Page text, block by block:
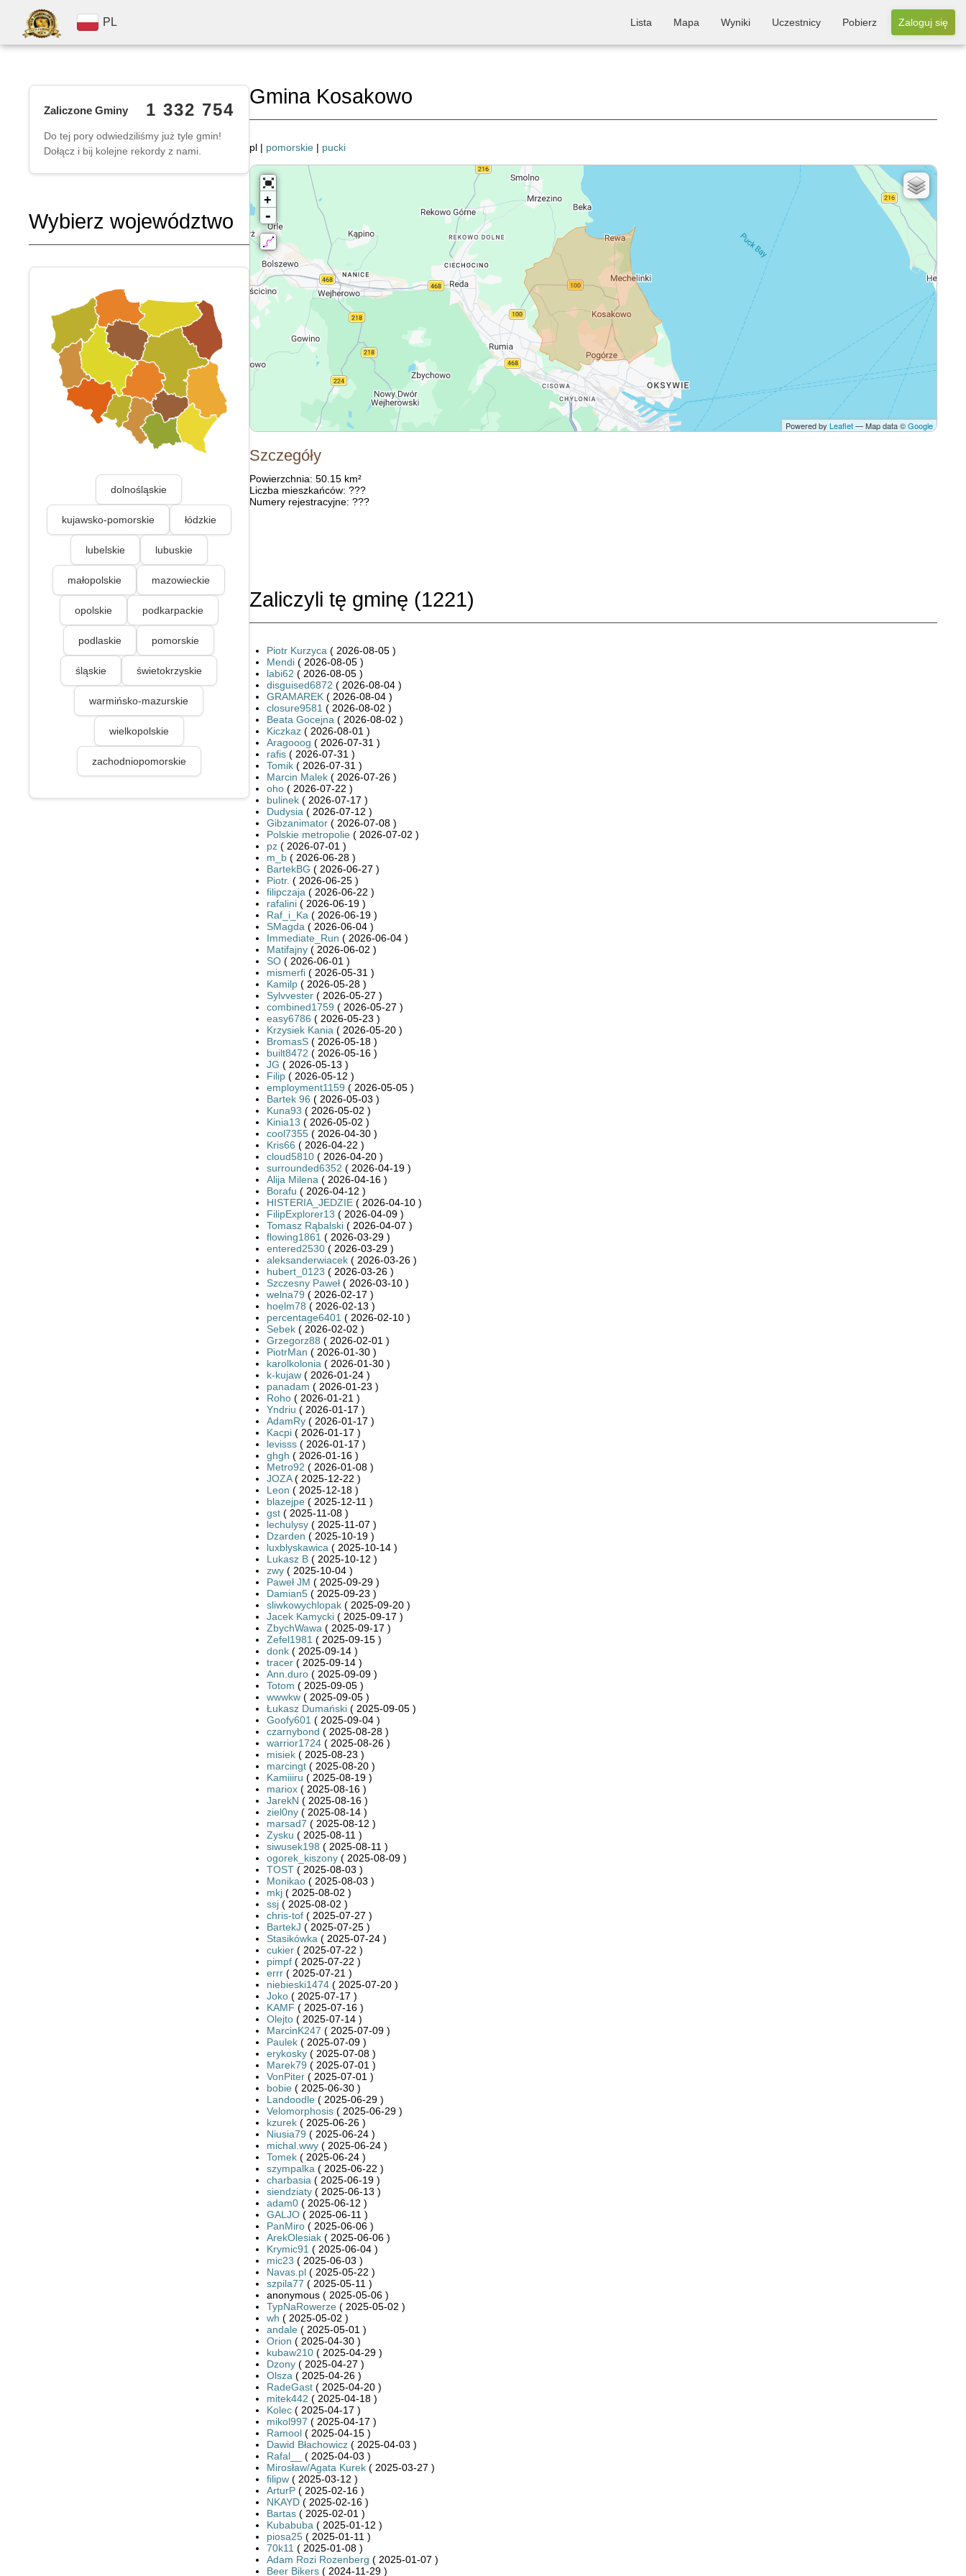
PL Lista Mapa Wyniki Uczestnicy Pobierz Zaloguj się
Zaliczone Gminy 1 332 754
Do tej pory odwiedziliśmy już tyle gmin!
Dołącz i bij kolejne rekordy z nami.
Wybierz województwo
dolnośląskie
kujawsko-pomorskie łódzkie
lubelskie lubuskie
małopolskie mazowieckie
opolskie podkarpackie
podlaskie pomorskie
śląskie świetokrzyskie
warmińsko-mazurskie
wielkopolskie
zachodniopomorskie
Gmina Kosakowo
pl | pomorskie| pucki
+
-
Powered by Leaflet— Map data ©Google
Szczegóły
Powierzchnia: 50.15 km²
Liczba mieszkańców: ???
Numery rejestracyjne: ???
Zaliczyli tę gminę (1221)
Piotr Kurzyca ( 2026-08-05 )
Mendi( 2026-08-05 )
labi62 ( 2026-08-05 )
disguised6872 ( 2026-08-04 )
GRAMAREK( 2026-08-04 )
closure9581 ( 2026-08-02 )
Beata Gocejna ( 2026-08-02 )
Kiczkaz( 2026-08-01 )
Aragooog ( 2026-07-31 )
rafis( 2026-07-31 )
Tomik( 2026-07-31 )
Marcin Malek( 2026-07-26 )
oho( 2026-07-22 )
bulinek( 2026-07-17 )
Dudysia ( 2026-07-12 )
Gibzanimator( 2026-07-08 )
Polskie metropolie( 2026-07-02 )
pz( 2026-07-01 )
m_b( 2026-06-28 )
BartekBG ( 2026-06-27 )
Piotr. ( 2026-06-25 )
filipczaja ( 2026-06-22 )
rafalini( 2026-06-19 )
Raf_i_Ka ( 2026-06-19 )
SMagda ( 2026-06-04 )
Immediate_Run ( 2026-06-04 )
Matifajny( 2026-06-02 )
SO( 2026-06-01 )
mismerfi( 2026-05-31 )
Kamilp( 2026-05-28 )
Sylvvester( 2026-05-27 )
combined1759 ( 2026-05-27 )
easy6786 ( 2026-05-23 )
Krzysiek Kania ( 2026-05-20 )
BromasS( 2026-05-18 )
built8472 ( 2026-05-16 )
JG ( 2026-05-13 )
Filip( 2026-05-12 )
employment1159 ( 2026-05-05 )
Bartek 96 ( 2026-05-03 )
Kuna93 ( 2026-05-02 )
Kinia13 ( 2026-05-02 )
cool7355( 2026-04-30 )
Kris66 ( 2026-04-22 )
cloud5810( 2026-04-20 )
surrounded6352 ( 2026-04-19 )
Alija Milena ( 2026-04-16 )
Borafu ( 2026-04-12 )
HISTERIA_JEDZIE( 2026-04-10 )
FilipExplorer13 ( 2026-04-09 )
Tomasz Rąbalski( 2026-04-07 )
flowing1861 ( 2026-03-29 )
entered2530( 2026-03-29 )
aleksanderwiacek( 2026-03-26 )
hubert_0123 ( 2026-03-26 )
Szczesny Paweł ( 2026-03-10 )
welna79 ( 2026-02-17 )
hoelm78 ( 2026-02-13 )
percentage6401 ( 2026-02-10 )
Sebek( 2026-02-02 )
Grzegorz88 ( 2026-02-01 )
PiotrMan ( 2026-01-30 )
karolkolonia ( 2026-01-30 )
k-kujaw( 2026-01-24 )
panadam ( 2026-01-23 )
Roho( 2026-01-21 )
Yndriu ( 2026-01-17 )
AdamRy( 2026-01-17 )
Kacpi( 2026-01-17 )
levisss( 2026-01-17 )
ghgh ( 2026-01-16 )
Metro92 ( 2026-01-08 )
JOZA( 2025-12-22 )
Leon ( 2025-12-18 )
blazejpe( 2025-12-11 )
gst( 2025-11-08 )
lechulysy( 2025-11-07 )
Dzarden ( 2025-10-19 )
luxblyskawica ( 2025-10-14 )
Lukasz B( 2025-10-12 )
zwy( 2025-10-04 )
Paweł JM ( 2025-09-29 )
Damian5( 2025-09-23 )
sliwkowychlopak( 2025-09-20 )
Jacek Kamycki( 2025-09-17 )
ZbychWawa ( 2025-09-17 )
Zefel1981 ( 2025-09-15 )
donk( 2025-09-14 )
tracer( 2025-09-14 )
Ann.duro( 2025-09-09 )
Totom ( 2025-09-05 )
wwwkw( 2025-09-05 )
Łukasz Dumański( 2025-09-05 )
Goofy601 ( 2025-09-04 )
czarnybond ( 2025-08-28 )
warrior1724( 2025-08-26 )
misiek( 2025-08-23 )
marcingt( 2025-08-20 )
Kamiiiru ( 2025-08-19 )
mariox( 2025-08-16 )
JarekN ( 2025-08-16 )
ziel0ny( 2025-08-14 )
marsad7 ( 2025-08-12 )
Zysku ( 2025-08-11 )
siwusek198 ( 2025-08-11 )
ogorek_kiszony( 2025-08-09 )
TOST( 2025-08-03 )
Monikao( 2025-08-03 )
mkj( 2025-08-02 )
ssj( 2025-08-02 )
chris-tof( 2025-07-27 )
BartekJ ( 2025-07-25 )
Stasikówka ( 2025-07-24 )
cukier( 2025-07-22 )
pimpf( 2025-07-22 )
errr( 2025-07-21 )
niebieski1474( 2025-07-20 )
Joko( 2025-07-17 )
KAMF ( 2025-07-16 )
Olejto( 2025-07-14 )
MarcinK247 ( 2025-07-09 )
Paulek( 2025-07-09 )
erykosky( 2025-07-08 )
Marek79 ( 2025-07-01 )
VonPiter( 2025-07-01 )
bobie( 2025-06-30 )
Landoodle( 2025-06-29 )
Velomorphosis( 2025-06-29 )
kzurek( 2025-06-26 )
Niusia79 ( 2025-06-24 )
michal.wwy( 2025-06-24 )
Tomek( 2025-06-24 )
szympalka ( 2025-06-22 )
charbasia ( 2025-06-19 )
siendziaty( 2025-06-13 )
adam0( 2025-06-12 )
GALJO( 2025-06-11 )
PanMiro( 2025-06-06 )
ArekOlesiak( 2025-06-06 )
Krymic91 ( 2025-06-04 )
mic23 ( 2025-06-03 )
Navas.pl( 2025-05-22 )
szpila77 ( 2025-05-11 )
anonymous ( 2025-05-06 )
TypNaRowerze( 2025-05-02 )
wh ( 2025-05-02 )
andale( 2025-05-01 )
Orion ( 2025-04-30 )
kubaw210( 2025-04-29 )
Dzony( 2025-04-27 )
Olsza ( 2025-04-26 )
RadeGast( 2025-04-20 )
mitek442 ( 2025-04-18 )
Kolec( 2025-04-17 )
mikol997 ( 2025-04-17 )
Ramool( 2025-04-15 )
Dawid Błachowicz( 2025-04-03 )
Rafal__
( 2025-04-03 )
Mirosław/Agata Kurek( 2025-03-27 )
filipw( 2025-03-12 )
ArturP( 2025-02-16 )
NKAYD( 2025-02-16 )
Bartas( 2025-02-01 )
Kubabuba ( 2025-01-12 )
piosa25( 2025-01-11 )
70k11 ( 2025-01-08 )
Adam Rozi Rozenberg ( 2025-01-07 )
Beer Bikers( 2024-11-29 )